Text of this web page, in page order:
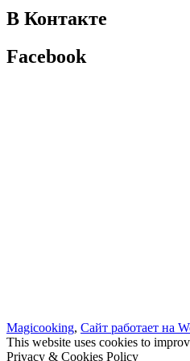
В Контакте
Facebook
Magicooking, Сайт работает на
This website uses cookies to
Privacy & Cookies Policy